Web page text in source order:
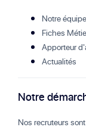
Notre équipe
Fiches
Apporteur
Actualités
Notre
Nos recruteurs